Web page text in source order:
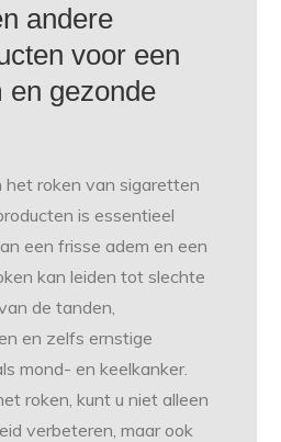
andere
voor een
en gezonde
het roken van sigaretten
is essentieel
een frisse adem en een
kan leiden tot slechte
de tanden,
en zelfs ernstige
mond- en keelkanker.
roken, kunt u niet alleen
verbeteren, maar ook